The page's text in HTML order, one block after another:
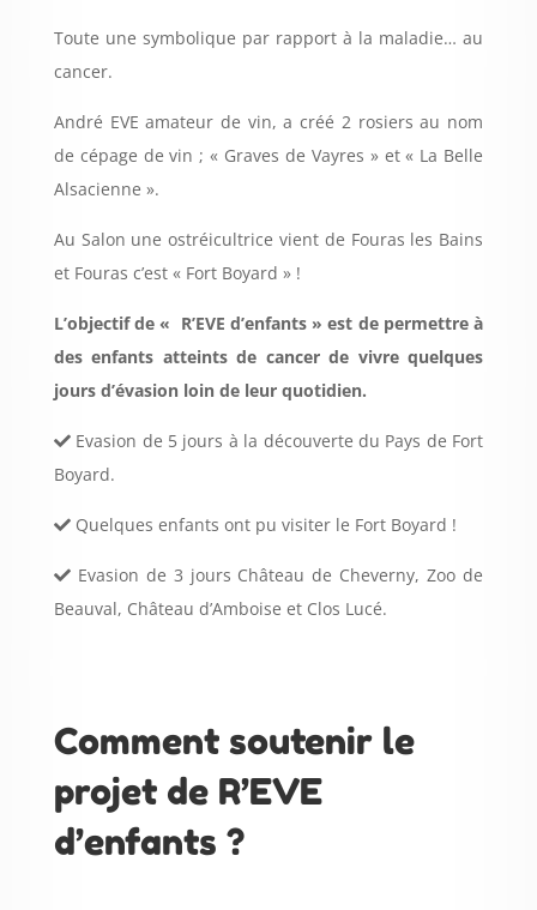
Toute une symbolique par rapport à la maladie… au
cancer.
André EVE amateur de vin, a créé 2 rosiers au nom
de cépage de vin ; « Graves de Vayres » et « La Belle
Alsacienne ».
Au Salon une ostréicultrice vient de Fouras les Bains
et Fouras c’est « Fort Boyard » !
L’objectif de « R’EVE d’enfants » est de permettre à
des enfants atteints de cancer de vivre quelques
jours d’évasion loin de leur quotidien.
Evasion de 5 jours à la découverte du Pays de Fort
Boyard.
Quelques enfants ont pu visiter le Fort Boyard !
Evasion de 3 jours Château de Cheverny, Zoo de
Beauval, Château d’Amboise et Clos Lucé.
Comment soutenir le
projet de R’EVE
d’enfants ?